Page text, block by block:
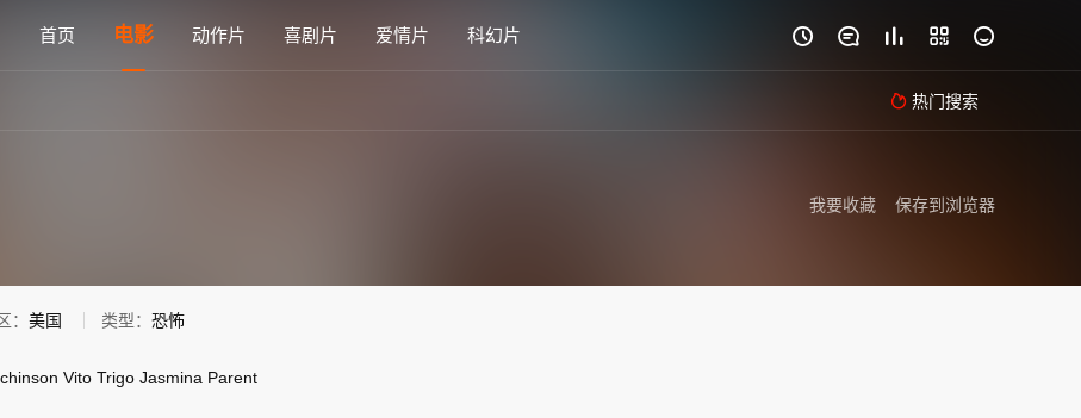
首页 电影 动作片 喜剧片 爱情片 科幻片     
 热门搜索
看 - 雅思电影网
保存到浏览器
我要收藏
： 美国 类型： 恐怖
Vito Trigo Jasmina Parent